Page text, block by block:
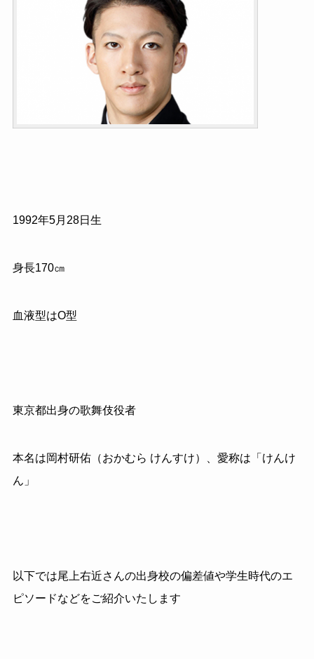
1992年5月28日生
身長170㎝
血液型はO型
東京都出身の歌舞伎役者
本名は岡村研佑（おかむら けんすけ）、愛称は「けんけ
ん」
以下では尾上右近さんの出身校の偏差値や学生時代のエ
ピソードなどをご紹介いたします